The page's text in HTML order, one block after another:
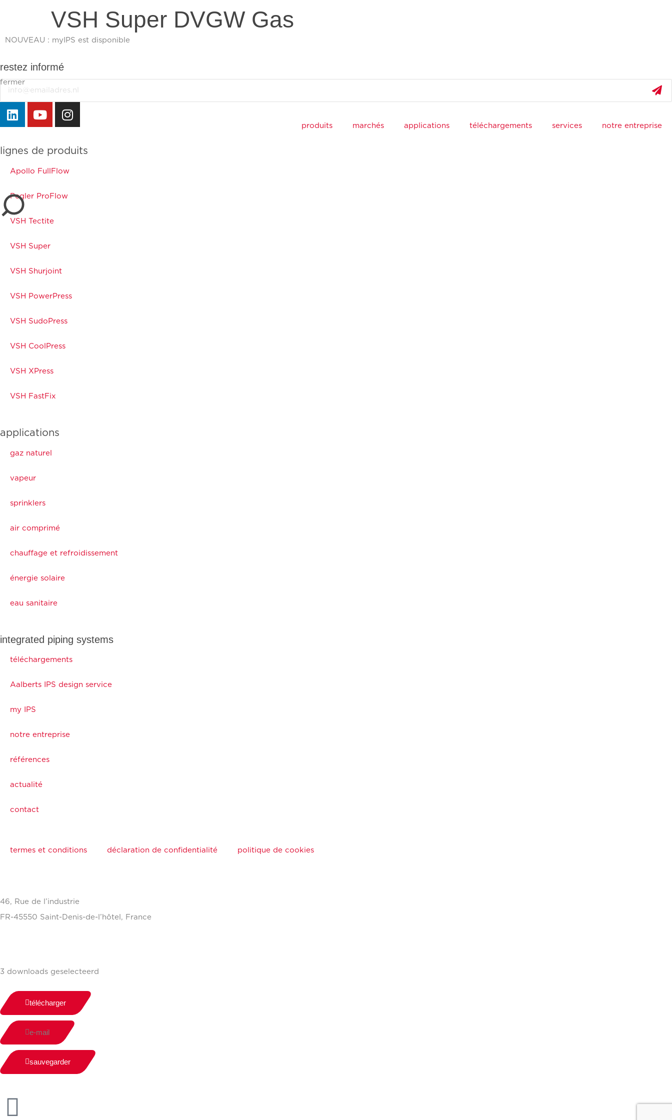
NOUVEAU : myIPS est disponible
fermer
fermer
produits marchés applications téléchargements services notre entreprise
VSH Super DVGW Gas
restez informé
Email
lignes de produits
Apollo FullFlow
Pegler ProFlow
VSH Tectite
VSH Super
VSH Shurjoint
VSH PowerPress
VSH SudoPress
VSH CoolPress
VSH XPress
VSH FastFix
applications
gaz naturel
vapeur
sprinklers
air comprimé
chauffage et refroidissement
énergie solaire
eau sanitaire
integrated piping systems
téléchargements
Aalberts IPS design service
my IPS
notre entreprise
références
actualité
contact
termes et conditions déclaration de confidentialité politique de cookies
46, Rue de l’industrie
FR-45550 Saint-Denis-de-l’hôtel, France
3 downloads geselecteerd
télécharger
e-mail
sauvegarder